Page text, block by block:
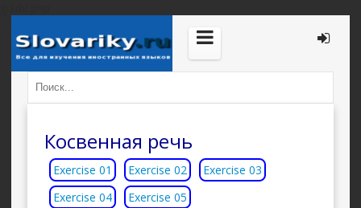
Косвенная речь
Exercise 01 Exercise 02
Exercise 03
Exercise 04
Exercise 05